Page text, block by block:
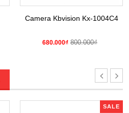
Camera Kbvision Kx-1004C4
680.000₫ 800.000₫
SALE